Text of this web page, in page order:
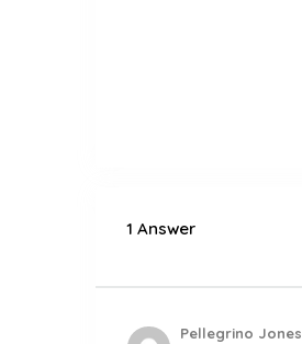
1 Answer
Pellegrino Jones